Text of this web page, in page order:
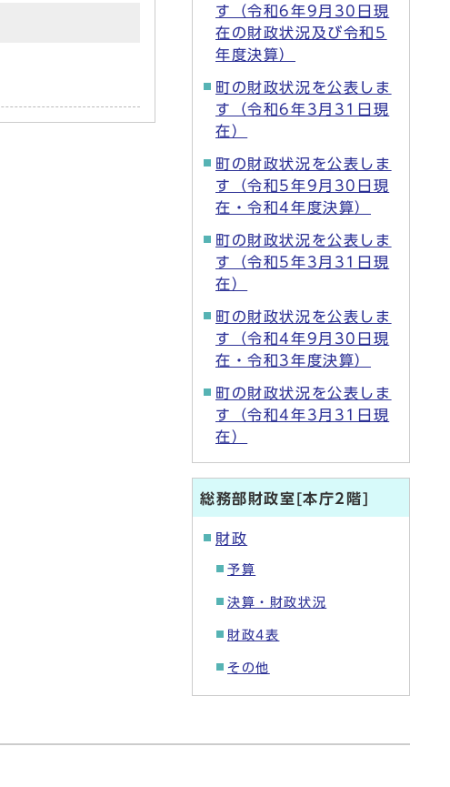
す（令和6年9月30日現
在の財政状況及び令和5
年度決算）
町の財政状況を公表しま
す（令和6年3月31日現
在）
町の財政状況を公表しま
す（令和5年9月30日現
在・令和4年度決算）
町の財政状況を公表しま
す（令和5年3月31日現
在）
町の財政状況を公表しま
す（令和4年9月30日現
在・令和3年度決算）
町の財政状況を公表しま
す（令和4年3月31日現
在）
総務部財政室[本庁2階]
財政
予算
決算・財政状況
財政4表
その他